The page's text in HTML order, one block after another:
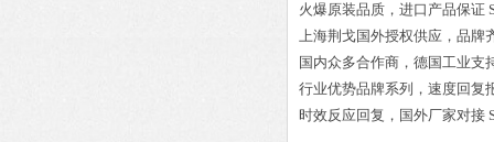
火爆原装品质，进口产品保证
上海荆戈国外授权供应，品牌
国内众多合作商，德国工业支
行业优势品牌系列，速度回复
时效反应回复，国外厂家对接